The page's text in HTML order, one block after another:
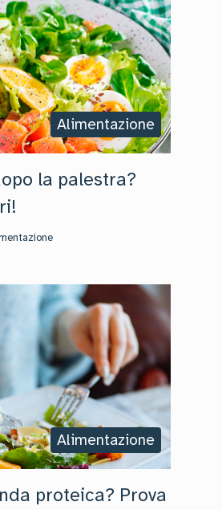
Alimentazione
la palestra?
Alimentazione
proteica? Prova